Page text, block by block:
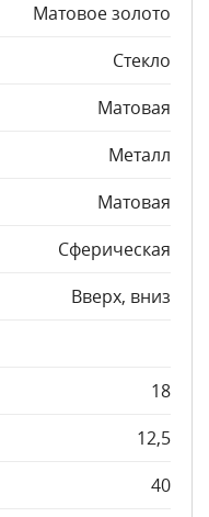
Матовое золото
Стекло
Матовая
Металл
Матовая
Сферическая
Вверх, вниз
18
12,5
40